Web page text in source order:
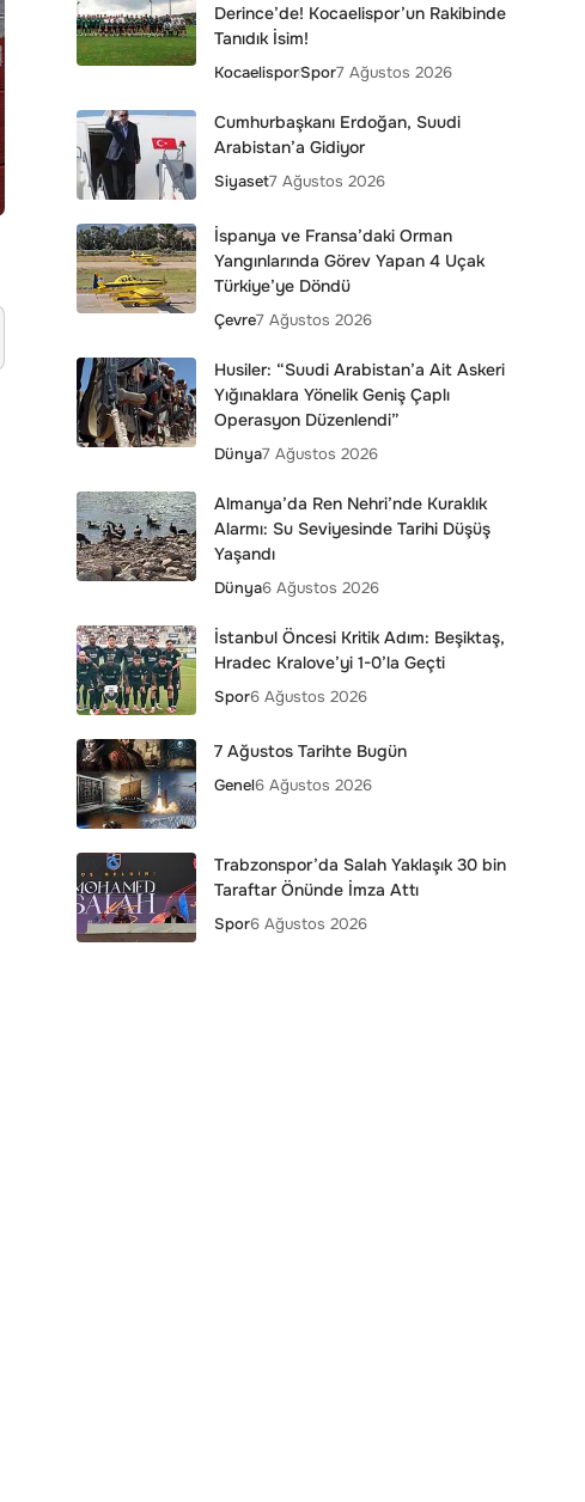
Derince’de! Kocaelispor’un Rakibinde
Tanıdık İsim!
KocaelisporSpor7 Ağustos 2026
Cumhurbaşkanı Erdoğan, Suudi
Arabistan’a Gidiyor
Siyaset7 Ağustos 2026
İspanya ve Fransa’daki Orman
Yangınlarında Görev Yapan 4 Uçak
Türkiye’ye Döndü
Çevre7 Ağustos 2026
Husiler: “Suudi Arabistan’a Ait Askeri
Yığınaklara Yönelik Geniş Çaplı
Operasyon Düzenlendi”
Dünya7 Ağustos 2026
Almanya’da Ren Nehri’nde Kuraklık
Alarmı: Su Seviyesinde Tarihi Düşüş
Yaşandı
Dünya6 Ağustos 2026
İstanbul Öncesi Kritik Adım: Beşiktaş,
Hradec Kralove’yi 1-0’la Geçti
Spor6 Ağustos 2026
7 Ağustos Tarihte Bugün
Genel6 Ağustos 2026
Trabzonspor’da Salah Yaklaşık 30 bin
Taraftar Önünde İmza Attı
Spor6 Ağustos 2026